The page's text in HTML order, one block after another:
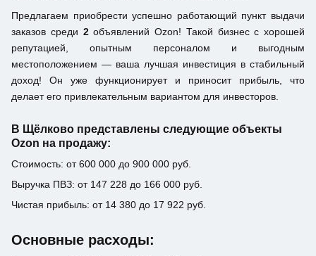
Предлагаем приобрести успешно работающий пункт выдачи
заказов среди 2объявлений Ozon! Такой бизнес с хорошей
репутацией, опытным персоналом и выгодным
местоположением — ваша лучшая инвестиция в стабильный
доход! Он уже функционирует и приносит прибыль, что
делает его привлекательным вариантом для инвесторов.
В Щёлково представлены следующие объекты
Ozon на продажу:
Стоимость: от 600 000 до 900 000 руб.
Выручка ПВЗ: от 147 228 до 166 000 руб.
Чистая прибыль: от 14 380 до 17 922 руб.
Основные расходы: